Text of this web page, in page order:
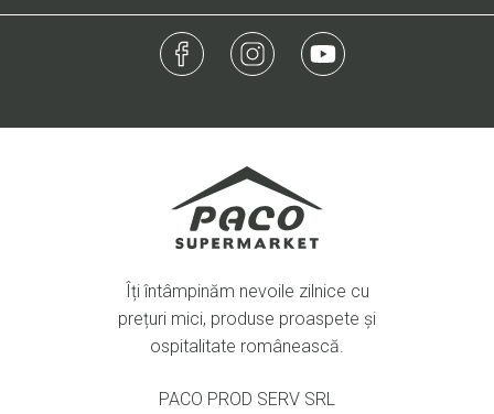
Îți întâmpinăm nevoile zilnice cu
prețuri mici, produse proaspete și
ospitalitate românească.
PACO PROD SERV SRL